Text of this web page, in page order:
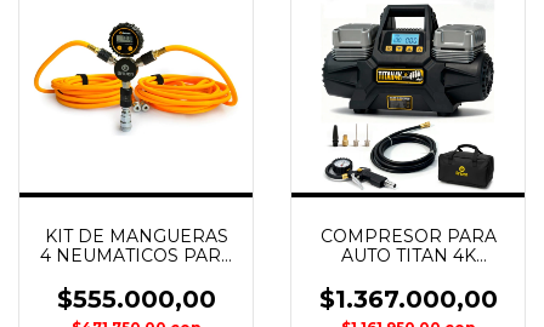
KIT DE MANGUERAS
4 NEUMATICOS PARA
DRIVEN
$555.000,00
COMPRESOR PARA
AUTO TITAN 4K
$1.367.000,00